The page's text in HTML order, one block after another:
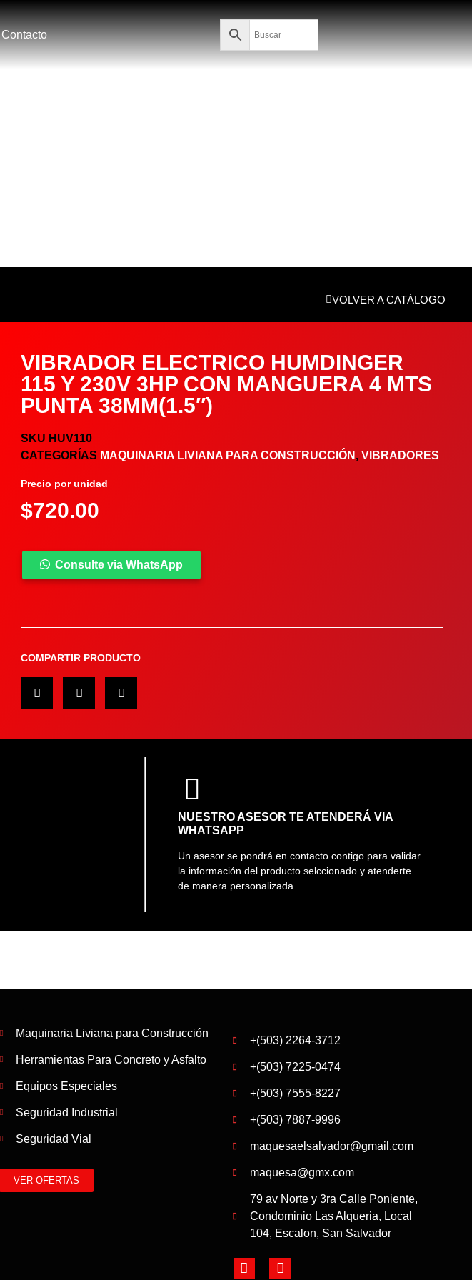
Contacto
VOLVER A CATÁLOGO
VIBRADOR ELECTRICO HUMDINGER
115 Y 230V 3HP CON MANGUERA 4 MTS
PUNTA 38MM(1.5″)
SKU HUV110
CATEGORÍAS MAQUINARIA LIVIANA PARA CONSTRUCCIÓN ,VIBRADORES
Precio por unidad
$720.00
Consulte via WhatsApp
COMPARTIR PRODUCTO
NUESTRO ASESOR TE ATENDERÁ VIA
WHATSAPP
Un asesor se pondrá en contacto contigo para validar
la información del producto selccionado y atenderte
de manera personalizada.
Maquinaria Liviana para Construcción
Herramientas Para Concreto y Asfalto
Equipos Especiales
Seguridad Industrial
Seguridad Vial
VER OFERTAS
+(503) 2264-3712
+(503) 7225-0474
+(503) 7555-8227
+(503) 7887-9996
maquesaelsalvador@gmail.com
maquesa@gmx.com
79 av Norte y 3ra Calle Poniente,
Condominio Las Alqueria, Local
104, Escalon, San Salvador